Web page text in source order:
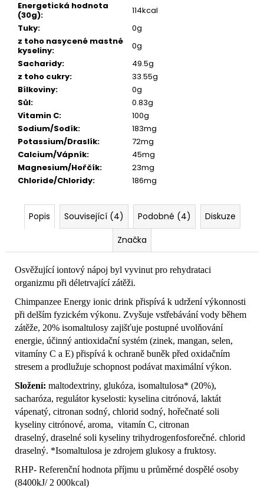
Energetická hodnota
(30g):
114kcal
Tuky:
0g
z toho nasycené mastné
kyseliny:
0g
Sacharidy:
49.5g
z toho cukry:
33.55g
Bílkoviny:
0g
Sůl:
0.83g
Vitamin C:
100g
Sodium/Sodík:
183mg
Potassium/Draslík:
72mg
Calcium/Vápník:
45mg
Magnesium/Hořčík:
23mg
Chloride/Chloridy: 186mg
Popis Související (4) Podobné (4)
Diskuze
Značka
Osvěžující iontový nápoj byl vyvinut pro rehydrataci
organizmu při déletrvající zátěži.
Chimpanzee Energy ionic drink přispívá k udržení výkonnosti
při delším fyzickém výkonu. Zvyšuje vstřebávání vody během
zátěže, 20% isomaltulosy zajišťuje postupné uvolňování
energie, účinný antioxidační systém (zinek, mangan, selen,
vitamíny C a E) přispívá k ochraně buněk před oxidačním
stresem a prodlužuje schopnost podávat maximální výkon.
Složení: maltodextriny, glukóza, isomaltulosa* (20%),
sacharóza, regulátor kyselosti: kyselina citrónová, laktát
vápenatý, citronan sodný, chlorid sodný, hořečnaté soli
kyseliny citrónové, aroma, vitamín C, citronan
draselný, draselné soli kyseliny trihydrogenfosforečné. chlorid
draselný. *Isomaltulosa je zdrojem glukosy a fruktosy.
RHP- Referenční hodnota příjmu u průměrné dospělé osoby
(8400kJ/ 2 000kcal)
č
u
e
m
e